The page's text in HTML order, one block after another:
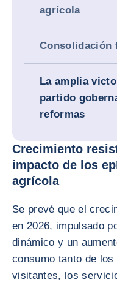
agrícola
Consolidación
La amplia
partido
reformas
Crecimiento
impacto de los
agrícola
Se prevé que el
en 2026, impulsado
dinámico y un
consumo tanto de
visitantes, los